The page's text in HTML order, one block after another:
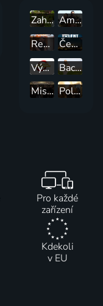
Zahradní proměny
Američtí sběratelé
Renovace nemožná
Česko Slovensko má talent Semifinále
Výměna manželek
Bachelor Česko
Mistři zastavárny
Policie Delta
Pro každé
zařízení
Kdekoli
v EU